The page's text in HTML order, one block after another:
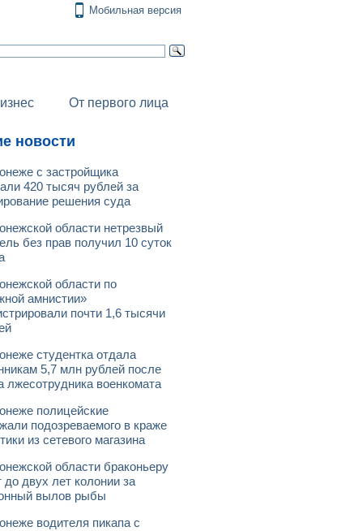
Мобильная версия
От первого лица
новости
с застройщика
420 тысяч рублей за
решения суда
области нетрезвый
без прав получил 10 суток
области по
амнистии»
почти 1,6 тысячи
студентка отдала
5,7 млн рублей после
лжесотрудника военкомата
полицейские
подозреваемого в краже
из сетевого магазина
области браконьеру
до двух лет колонии за
вылов рыбы
водителя пикапа с